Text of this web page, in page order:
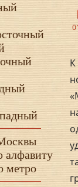
алфавиту
метро
К